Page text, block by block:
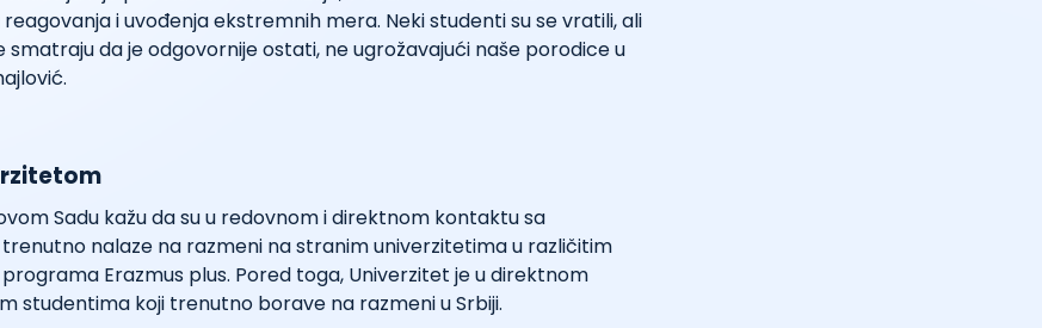
i uvođenja ekstremnih mera. Neki studenti su se vratili, ali
smatraju da je odgovornije ostati, ne ugrožavajući naše porodice u
Sadu kažu da su u redovnom i direktnom kontaktu sa
nalaze na razmeni na stranim univerzitetima u različitim
Erazmus plus. Pored toga, Univerzitet je u direktnom
studentima koji trenutno borave na razmeni u Srbiji.